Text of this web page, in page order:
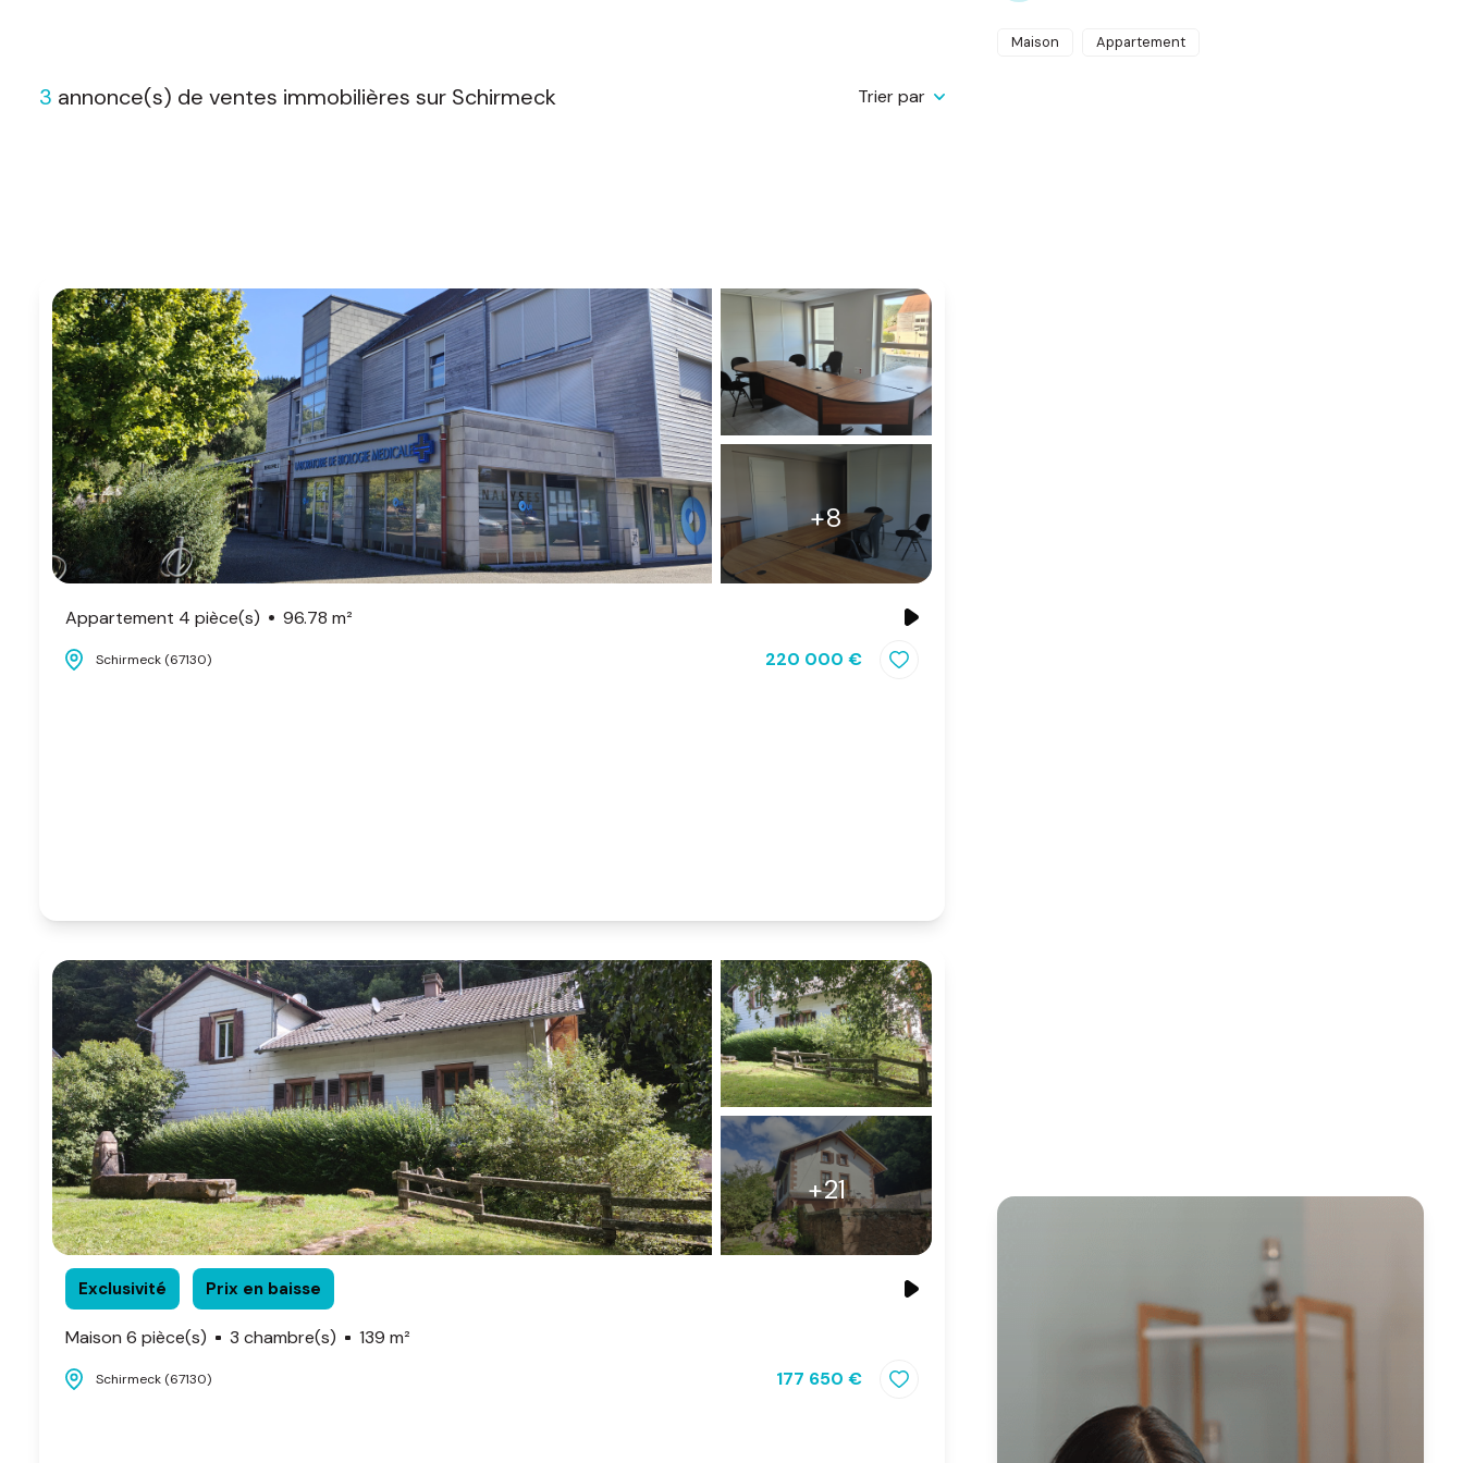
contacter
3 annonce(s) de ventes immobilières sur Schirmeck Trier par
+8
Appartement 4 pièce(s) 96.78 m²
Schirmeck (67130) 220 000 €
+21
Exclusivité Prix en baisse
Maison 6 pièce(s) 3 chambre(s) 139 m²
Schirmeck (67130) 177 650 €
Maison Appartement